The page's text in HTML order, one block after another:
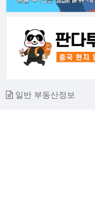
일반 부동산정보